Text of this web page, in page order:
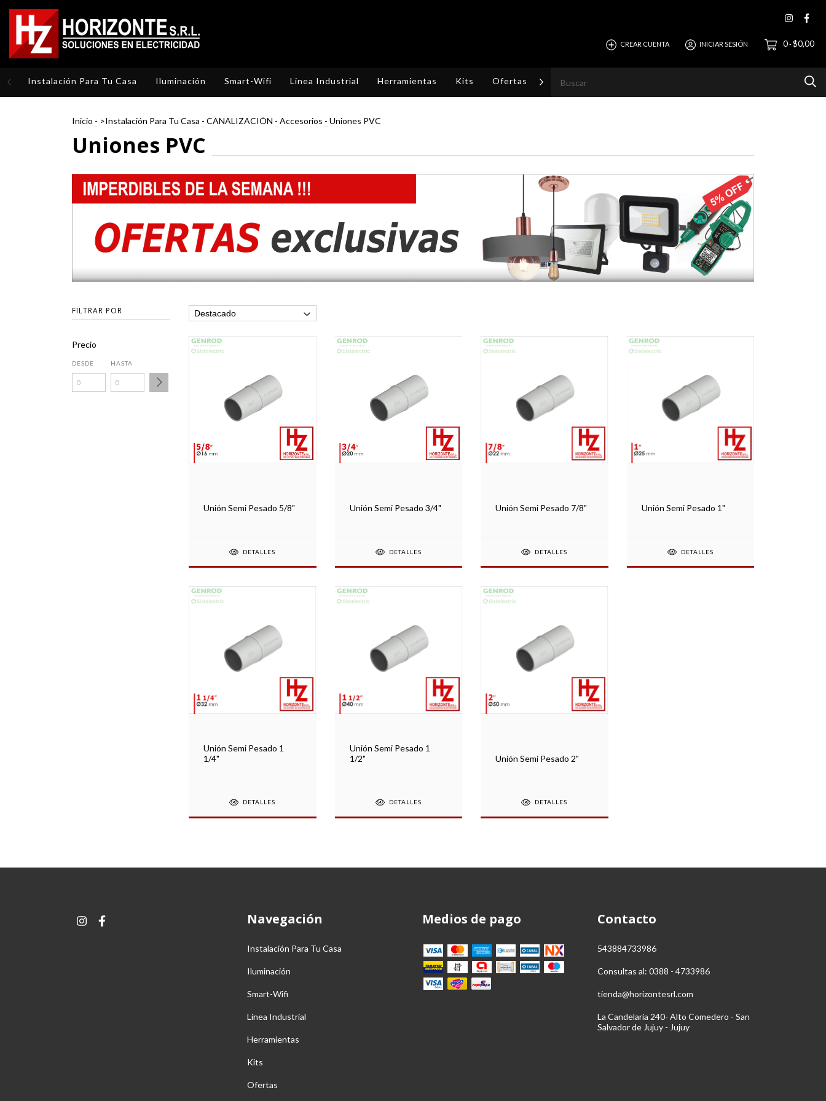
CREAR CUENTA INICIAR SESIÓN 0-$0,00
Instalación Para Tu Casa Iluminación Smart-Wifi Linea Industrial Herramientas Kits Ofertas Revista
Inicio - >Instalación Para Tu Casa - CANALIZACIÓN - Accesorios - Uniones PVC
Uniones PVC
FILTRAR POR
Precio
DESDE HASTA
Unión Semi Pesado 5/8"
DETALLES
Unión Semi Pesado 3/4"
DETALLES
Unión Semi Pesado 7/8"
DETALLES
Unión Semi Pesado 1"
DETALLES
Unión Semi Pesado 1
1/4"
DETALLES
Unión Semi Pesado 1
1/2"
DETALLES
Unión Semi Pesado 2"
DETALLES
Navegación
Instalación Para Tu Casa
Iluminación
Smart-Wifi
Linea Industrial
Herramientas
Kits
Ofertas
Medios de pago Contacto
543884733986
Consultas al: 0388 - 4733986
tienda@horizontesrl.com
La Candelaria 240- Alto Comedero - San
Salvador de Jujuy - Jujuy